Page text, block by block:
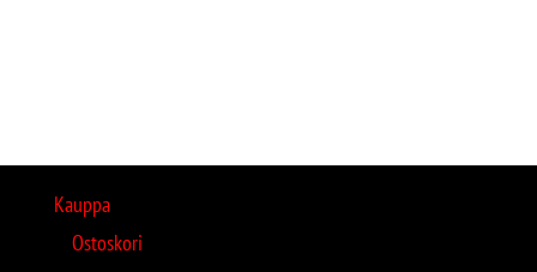
Kauppa
Ostoskori